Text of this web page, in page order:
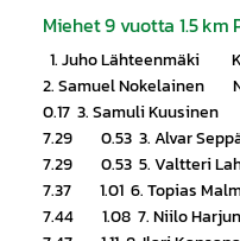
Miehet 9 vuotta 1.5 km
1. Juho Lähteenmäki
2. Samuel
0.17 3. Samuli
7.29 0.53 3. Alvar
7.29 0.53 5.
7.37 1.01 6. Topias
7.44 1.08 7. Niilo